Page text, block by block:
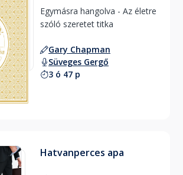
Egymásra hangolva - Az életre
Gary Chapman
Süveges Gergő
3 ó 47 p
Hatvanperces apa